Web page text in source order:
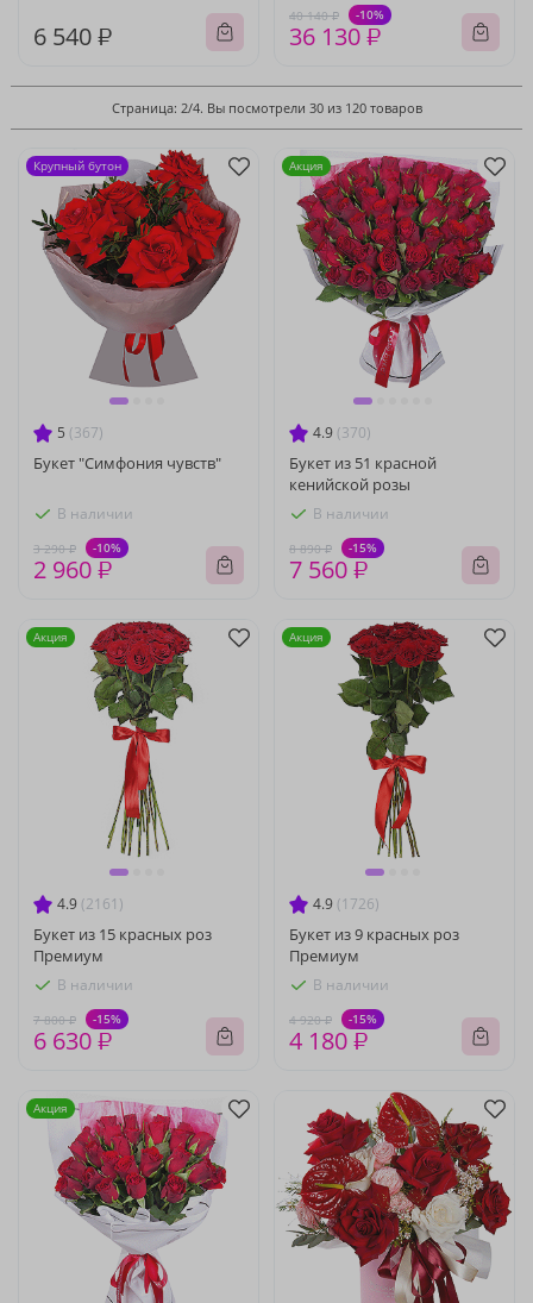
6 540 ₽
40 140 ₽ -10%
36 130 ₽
Страница: 2/4. Вы посмотрели 30 из 120 товаров
5 (367)
Букет "Симфония чувств"
В наличии
3 290 ₽ -10%
2 960 ₽
Крупный бутон
4.9 (370)
Букет из 51 красной
кенийской розы
В наличии
8 890 ₽ -15%
7 560 ₽
Акция
4.9 (2161)
Букет из 15 красных роз
Премиум
В наличии
7 800 ₽ -15%
6 630 ₽
Акция
4.9 (1726)
Букет из 9 красных роз
Премиум
В наличии
4 920 ₽ -15%
4 180 ₽
Акция
Акция